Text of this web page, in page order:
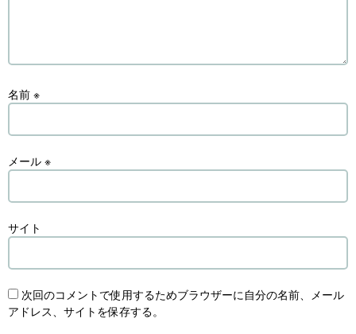
名前 ※
メール ※
サイト
次回のコメントで使用するためブラウザーに自分の名前、メール
アドレス、サイトを保存する。